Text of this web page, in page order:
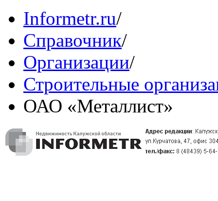
Informetr.ru/
Справочник/
Организации/
Строительные
ОАО «Металлист»